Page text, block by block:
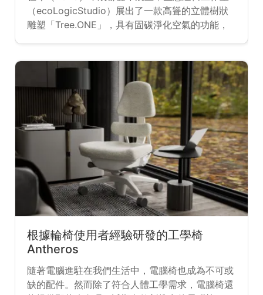
（ecoLogicStudio）展出了一款高聳的立體樹狀
雕塑「Tree.ONE」，具有固碳淨化空氣的功能，
根據輪椅使用者經驗研發的工學椅
Antheros
隨著電腦進駐在我們生活中，電腦椅也成為不可或
缺的配件。然而除了符合人體工學需求，電腦椅還